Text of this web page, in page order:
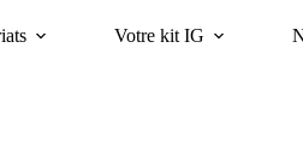
Votre kit IG